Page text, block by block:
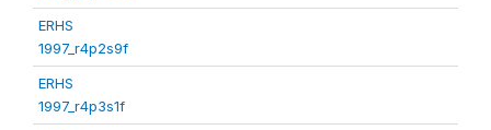
ERHS
1997_r4p2s9f
ERHS
1997_r4p3s1f